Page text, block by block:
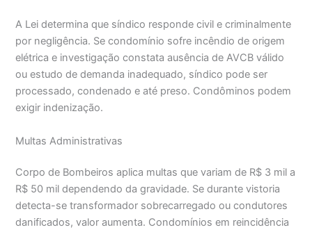
A Lei determina que síndico responde civil e criminalmente
por negligência. Se condomínio sofre incêndio de origem
elétrica e investigação constata ausência de AVCB válido
ou estudo de demanda inadequado, síndico pode ser
processado, condenado e até preso. Condôminos podem
exigir indenização.
Multas Administrativas
Corpo de Bombeiros aplica multas que variam de R$ 3 mil a
R$ 50 mil dependendo da gravidade. Se durante vistoria
detecta-se transformador sobrecarregado ou condutores
danificados, valor aumenta. Condomínios em reincidência